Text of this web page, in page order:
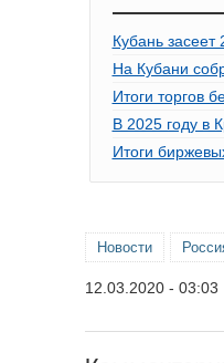
Кубань засеет
На Кубани
Итоги торгов
В 2025 году в
Итоги
Новости
12.03.2020 - 03:03